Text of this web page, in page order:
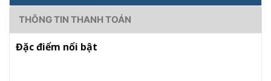
THÔNG TIN THANH TOÁN
Đặc điểm nổi bật